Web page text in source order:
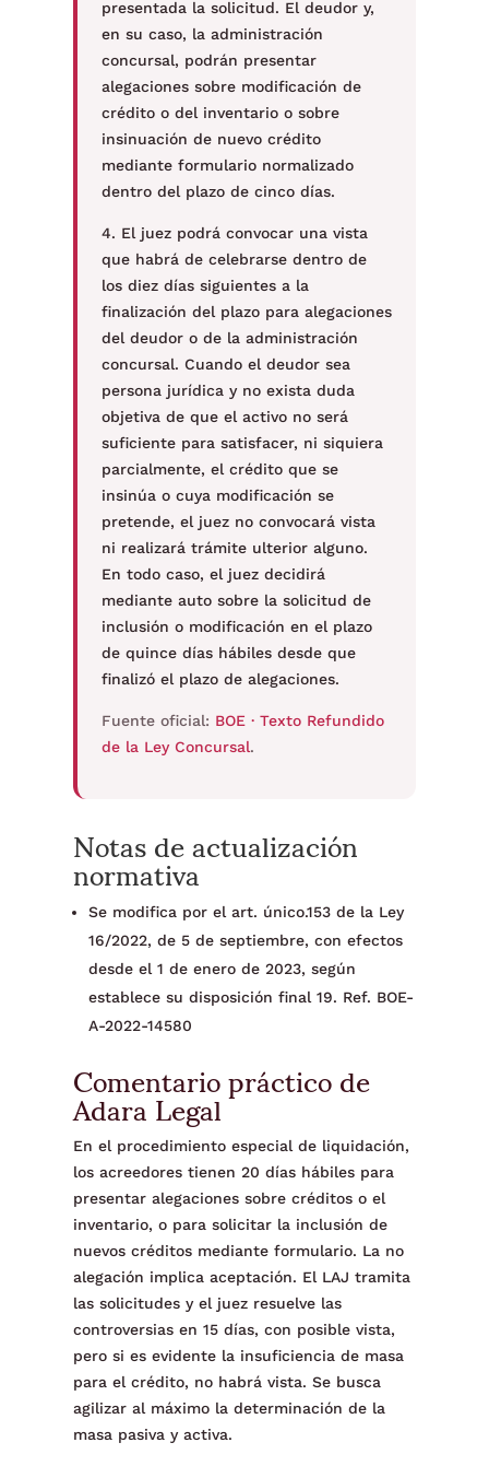
presentada la solicitud. El deudor y,
en su caso, la administración
concursal, podrán presentar
alegaciones sobre modificación de
crédito o del inventario o sobre
insinuación de nuevo crédito
mediante formulario normalizado
dentro del plazo de cinco días.
4. El juez podrá convocar una vista
que habrá de celebrarse dentro de
los diez días siguientes a la
finalización del plazo para alegaciones
del deudor o de la administración
concursal. Cuando el deudor sea
persona jurídica y no exista duda
objetiva de que el activo no será
suficiente para satisfacer, ni siquiera
parcialmente, el crédito que se
insinúa o cuya modificación se
pretende, el juez no convocará vista
ni realizará trámite ulterior alguno.
En todo caso, el juez decidirá
mediante auto sobre la solicitud de
inclusión o modificación en el plazo
de quince días hábiles desde que
finalizó el plazo de alegaciones.
Fuente oficial: BOE · Texto Refundido
de la Ley Concursal.
Notas de actualización
normativa
Se modifica por el art. único.153 de la Ley
16/2022, de 5 de septiembre, con efectos
desde el 1 de enero de 2023, según
establece su disposición final 19. Ref. BOE-
A-2022-14580
Comentario práctico de
Adara Legal
En el procedimiento especial de liquidación,
los acreedores tienen 20 días hábiles para
presentar alegaciones sobre créditos o el
inventario, o para solicitar la inclusión de
nuevos créditos mediante formulario. La no
alegación implica aceptación. El LAJ tramita
las solicitudes y el juez resuelve las
controversias en 15 días, con posible vista,
pero si es evidente la insuficiencia de masa
para el crédito, no habrá vista. Se busca
agilizar al máximo la determinación de la
masa pasiva y activa.